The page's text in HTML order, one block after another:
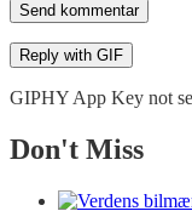
Send kommentar
Reply with GIF
GIPHY App Key not
Don't Miss